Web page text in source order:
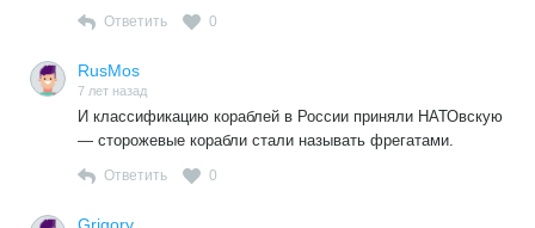
Ответить 0
RusMos
7 лет назад
И классификацию кораблей в России приняли НАТОвскую
— сторожевые корабли стали называть фрегатами.
Ответить 0